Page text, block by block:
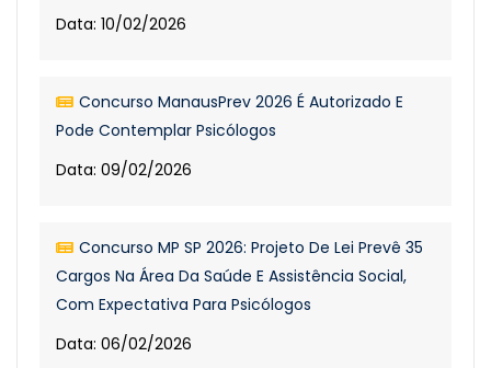
Data: 10/02/2026
Concurso ManausPrev 2026 É Autorizado E
Pode Contemplar Psicólogos
Data: 09/02/2026
Concurso MP SP 2026: Projeto De Lei Prevê 35
Cargos Na Área Da Saúde E Assistência Social,
Com Expectativa Para Psicólogos
Data: 06/02/2026